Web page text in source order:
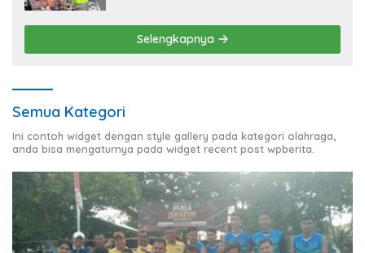
Selengkapnya
Semua Kategori
Ini contoh widget dengan style gallery pada kategori olahraga,
anda bisa mengaturnya pada widget recent post wpberita.